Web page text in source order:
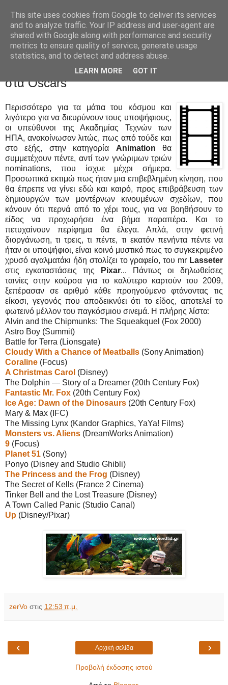
Movies Ltd
12/11/09
News - Πέντε τα υποψήφια animation
στα Oscars
Περισσότερο για τα μάτια του κόσμου και
λιγότερο για να διευρύνουν τους υποψήφιους,
οι υπεύθυνοι της Ακαδημίας Τεχνών των
ΗΠΑ, ανακοίνωσαν λιτώς, πως από τούδε και
στο εξής, στην κατηγορία Animation θα
συμμετέχουν πέντε, αντί των γνώριμων τριών
nominations, που ίσχυε μέχρι σήμερα.
Προσωπικά εκτιμώ πως ήταν μια επιβεβλημένη κίνηση, που
θα έπρεπε να γίνει εδώ και καιρό, προς επιβράβευση των
δημιουργών των μοντέρνων κινουμένων σχεδίων, που
κάνουν ότι περνά από το χέρι τους, για να βοηθήσουν το
είδος να προχωρήσει ένα βήμα παραπέρα. Και το
πετυχαίνουν περίφημα θα έλεγα. Απλά, στην φετινή
διοργάνωση, τι τρεις, τι πέντε, τι εκατόν πενήντα πέντε να
ήταν οι υποψήφιοι, είναι κοινό μυστικό πως το συγκεκριμένο
χρυσό αγαλματάκι ήδη στολίζει το γραφείο, του mr Lasseter
στις εγκαταστάσεις της
Pixar... Πάντως οι δηλωθείσες
ταινίες στην κούρσα για το καλύτερο καρτούν του 2009,
ξεπέρασαν σε αριθμό κάθε προηγούμενο φτάνοντας τις
είκοσι, γεγονός που αποδεικνύει ότι το είδος, αποτελεί το
φωτεινό μέλλον του παγκόσμιου σινεμά. Η πλήρης λίστα:
Alvin and the Chipmunks: The Squeakquel (Fox 2000)
Astro Boy (Summit)
Battle for Terra (Lionsgate)
Cloudy With a Chance of Meatballs (Sony Animation)
Coraline (Focus)
A Christmas Carol (Disney)
The Dolphin — Story of a Dreamer (20th Century Fox)
Fantastic Mr. Fox (20th Century Fox)
Ice Age: Dawn of the Dinosaurs (20th Century Fox)
Mary & Max (IFC)
The Missing Lynx (Kandor Graphics, YaYa! Films)
Monsters vs. Aliens (DreamWorks Animation)
9 (Focus)
Planet 51 (Sony)
Ponyo (Disney and Studio Ghibli)
The Princess and the Frog (Disney)
The Secret of Kells (France 2 Cinema)
Tinker Bell and the Lost Treasure (Disney)
A Town Called Panic (Studio Canal)
Up (Disney/Pixar)
zerVo στις 12:53 π.μ.
‹ ›
Αρχική σελίδα
Προβολή έκδοσης ιστού
This site uses cookies from Google to deliver its services
and to analyze traffic. Your IP address and user-agent are
shared with Google along with performance and security
metrics to ensure quality of service, generate usage
statistics, and to detect and address abuse.
LEARN MORE GOT IT